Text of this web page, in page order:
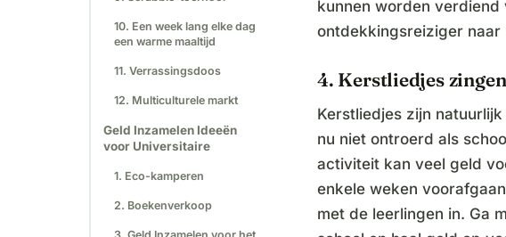
10. Een week lang elke dag
een warme maaltijd
11. Verrassingsdoos
12. Multiculturele markt
Geld Inzamelen Ideeën
voor Universitaire
1. Eco-kamperen
2. Boekenverkoop
kunnen worden verdiend
ontdekkingsreiziger naar
4. Kerstliedjes zingen
Kerstliedjes zijn
nu niet ontroerd als
activiteit kan veel geld
enkele weken
met de leerlingen in. Ga